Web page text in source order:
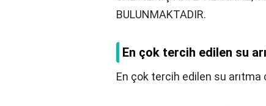
BULUNMAKTADIR.
En çok tercih edilen su
En çok tercih edilen su arıtma